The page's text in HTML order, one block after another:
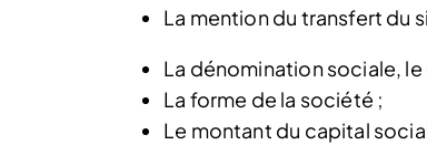
La mention du transfert du
La dénomination sociale,
La forme de la société ;
Le montant du capital